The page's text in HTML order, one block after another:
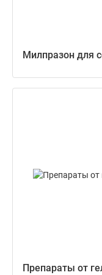
Милпразон для
Препараты от